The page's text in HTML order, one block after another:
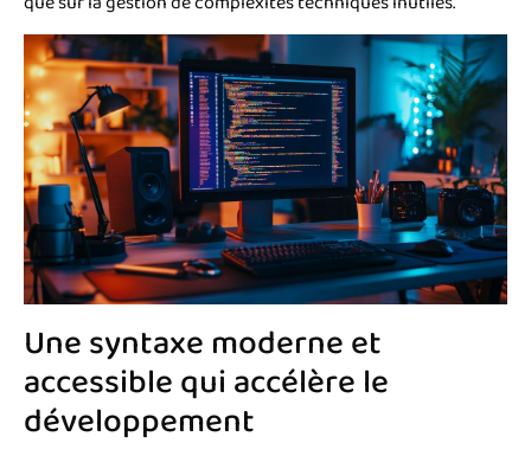
Une syntaxe moderne et
accessible qui accélère le
développement